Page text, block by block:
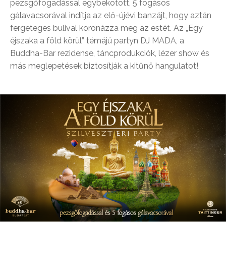
pezsgőfogadással egybekötött, 5 fogásos
gálavacsorával indítja az elő-újévi banzájt, hogy aztán
fergeteges bulival koronázza meg az estét. Az „Egy
éjszaka a föld körül” témájú partyn DJ MADA, a
Buddha-Bar rezidense, táncprodukciók, lézer show és
más meglepetések biztosítják a kitűnő hangulatot!